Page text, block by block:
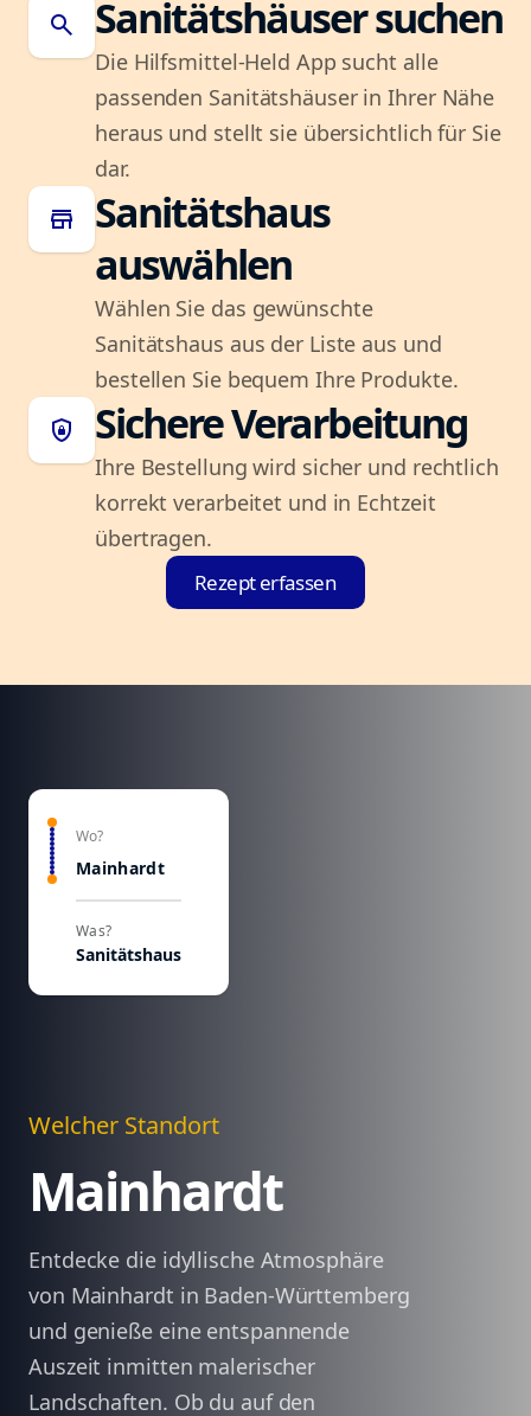
search Sanitätshäuser suchen
Die Hilfsmittel-Held App sucht alle
passenden Sanitätshäuser in Ihrer Nähe
heraus und stellt sie übersichtlich für Sie
dar.
store
Sanitätshaus
auswählen
Wählen Sie das gewünschte
Sanitätshaus aus der Liste aus und
bestellen Sie bequem Ihre Produkte.
shield_lock Sichere Verarbeitung
Ihre Bestellung wird sicher und rechtlich
korrekt verarbeitet und in Echtzeit
übertragen.
Rezept erfassen
Wo?
Mainhardt
Was?
Sanitätshaus
Welcher Standort
Mainhardt
Entdecke die idyllische Atmosphäre
von Mainhardt in Baden-Württemberg
und genieße eine entspannende
Auszeit inmitten malerischer
Landschaften. Ob du auf den